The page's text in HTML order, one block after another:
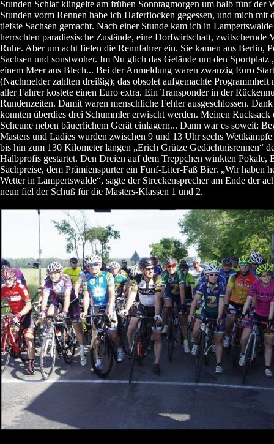
Stunden Schlaf klingelte am frühen Sonntagmorgen um halb fünf der
Stunden vorm Rennen habe ich Haferflocken gegessen, und mich mit
tiefste Sachsen gemacht. Nach einer Stunde kam ich in
herrschten paradiesische Zustände, eine Dorfwirtschaft, zwitschernde
Ruhe. Aber um acht fielen die Rennfahrer ein. Sie kamen aus Berlin,
Sachsen und sonstwoher. Im Nu glich das Gelände um den Sportplatz
einem Meer aus Blech... Bei der Anmeldung waren zwanzig Euro
(Nachmelder zahlten dreißig); das obsolet aufgemachte Programmheft
aller Fahrer kostete einen Euro extra. Ein Transponder in der
Rundenzeiten. Damit waren menschliche Fehler ausgeschlossen.
konnten überdies drei Schummler erwischt werden. Meinen
Scheune neben bäuerlichem Gerät einlagern... Dann war es soweit:
Masters und Ladies wurden zwischen 9 und 13 Uhr sechs
bis hin zum 130 Kilometer langen „Erich Grütze Gedächtnisrennen“
Halbprofis gestartet. Den Dreien auf dem Treppchen winkten Pokale,
Sachpreise, dem Prämienspurter ein Fünf-Liter-Faß Bier. „Wir haben
Wetter in Lampertswalde“, sagte der Streckensprecher am Ende der
neun fiel der Schuß für die Masters-Klassen 1 und 2.